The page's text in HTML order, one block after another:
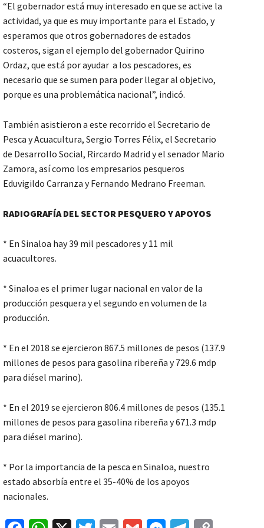
“El gobernador está muy interesado en que se active la
actividad, ya que es muy importante para el Estado, y
esperamos que otros gobernadores de estados
costeros, sigan el ejemplo del gobernador Quirino
Ordaz, que está por ayudar a los pescadores, es
necesario que se sumen para poder llegar al objetivo,
porque es una problemática nacional”, indicó.
También asistieron a este recorrido el Secretario de
Pesca y Acuacultura, Sergio Torres Félix, el Secretario
de Desarrollo Social, Rircardo Madrid y el senador Mario
Zamora, así como los empresarios pesqueros
Eduvigildo Carranza y Fernando Medrano Freeman.
RADIOGRAFÍA DEL SECTOR PESQUERO Y APOYOS
* En Sinaloa hay 39 mil pescadores y 11 mil
acuacultores.
* Sinaloa es el primer lugar nacional en valor de la
producción pesquera y el segundo en volumen de la
producción.
* En el 2018 se ejercieron 867.5 millones de pesos (137.9
millones de pesos para gasolina ribereña y 729.6 mdp
para diésel marino).
* En el 2019 se ejercieron 806.4 millones de pesos (135.1
millones de pesos para gasolina ribereña y 671.3 mdp
para diésel marino).
* Por la importancia de la pesca en Sinaloa, nuestro
estado absorbía entre el 35-40% de los apoyos
nacionales.